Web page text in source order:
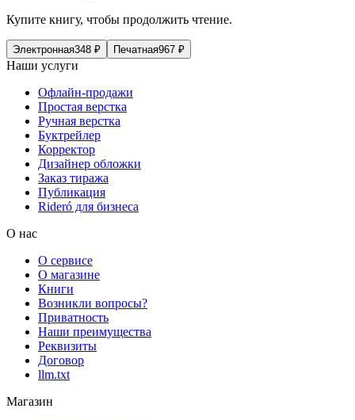
Купите книгу, чтобы продолжить чтение.
Электронная348 ₽ Печатная967 ₽
Наши услуги
Офлайн-продажи
Простая верстка
Ручная верстка
Буктрейлер
Корректор
Дизайнер обложки
Заказ тиража
Публикация
Rideró для бизнеса
О нас
О сервисе
О магазине
Книги
Возникли вопросы?
Приватность
Наши преимущества
Реквизиты
Договор
llm.txt
Магазин